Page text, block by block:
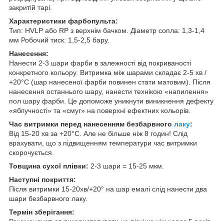
закритій тарі.
Характеристики фарбопульта:
Тип: HVLP або RP з верхнім бачком. Діаметр сопла: 1,3-1,4
мм Робочий тиск: 1,5-2,5 бару.
Нанесення:
Нанести 2-3 шари фарби в залежності від покриваності
конкретного кольору. Витримка між шарами складає 2-5 хв /
+20°С (шар нанесеної фарби повинен стати матовим). Після
нанесення останнього шару, нанести технікою «напилення»
пол шару фарби. Це допоможе уникнути виникнення дефекту
«яблучності» та «смуг» на поверхні ефектних кольорів.
Час витримки перед нанесенням безбарвного лаку:
Від 15-20 хв за +20°С. Але не більше ніж 8 годин! Слід
врахувати, що з підвищенням температури час витримки
скорочується.
Товщина сухої плівки: 2-3 шари = 15-25 мкм.
Наступні покриття:
Після витримки 15-20хв/+20° на шар емалі слід нанести два
шари безбарвного лаку.
Термін зберігання: